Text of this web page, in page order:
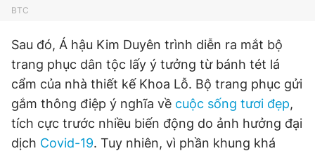
BTC
Sau đó, Á hậu Kim Duyên trình diễn ra mắt bộ
trang phục dân tộc lấy ý tưởng từ bánh tét lá
cẩm của nhà thiết kế Khoa Lỗ. Bộ trang phục gửi
gắm thông điệp ý nghĩa về cuộc sống tươi đẹp,
tích cực trước nhiều biến động do ảnh hưởng đại
dịch Covid-19. Tuy nhiên, vì phần khung khá